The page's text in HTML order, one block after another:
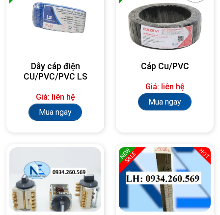
Dây cáp điện
CU/PVC/PVC LS
Giá: liên hệ
Mua ngay
Cáp Cu/PVC
Giá: liên hệ
Mua ngay
NEW HOT
SALE